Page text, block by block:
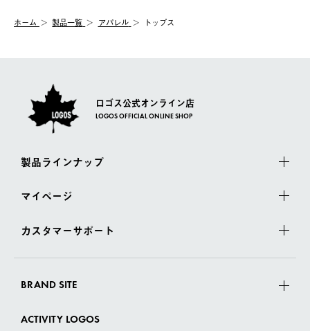
【配送業者】
佐川急便にて配送されます。
一度お手元の商品を返品いただき、ご希望商品を再注文してくだ
ホーム 製品一覧 アパレル トップス
ロゴス公式オンライン店
LOGOS OFFICIAL ONLINE SHOP
製品ラインナップ
マイページ
カスタマーサポート
BRAND SITE
ACTIVITY LOGOS